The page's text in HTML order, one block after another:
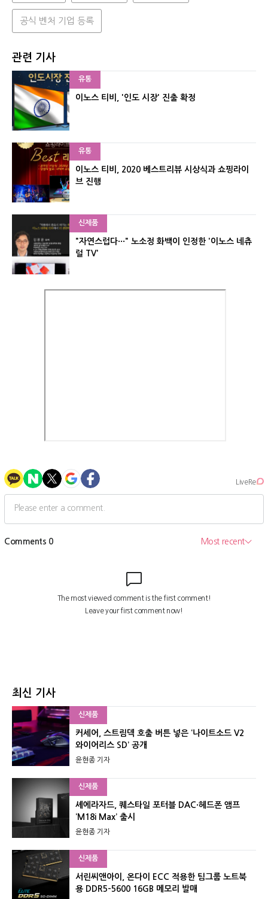
공식 벤처 기업 등록
관련 기사
유통
이노스 티비, '인도 시장' 진출 확정
유통
이노스 티비, 2020 베스트리뷰 시상식과 쇼핑라이
브 진행
신제품
"자연스럽다···" 노소정 화백이 인정한 '이노스 네츄
럴 TV'
최신 기사
신제품
커세어, 스트림덱 호출 버튼 넣은 ‘나이트소드 V2
와이어리스 SD’ 공개
윤현종 기자
신제품
셰에라자드, 퀘스타일 포터블 DAC·헤드폰 앰프
‘M18i Max’ 출시
윤현종 기자
신제품
서린씨앤아이, 온다이 ECC 적용한 팀그룹 노트북
용 DDR5-5600 16GB 메모리 발매